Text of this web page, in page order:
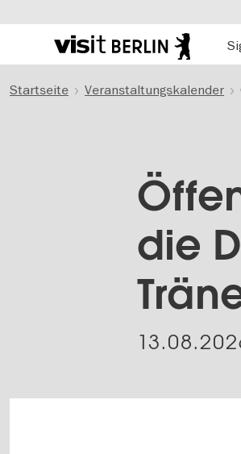
zum
Berlins
Tourismusportal
Startseite Veranstaltungskalender
die